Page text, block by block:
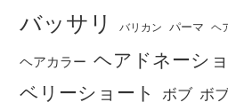
バッサリ バリカン パーマ ヘ
ヘアカラー ヘアドネーシ
ベリーショート
ボブ ボ